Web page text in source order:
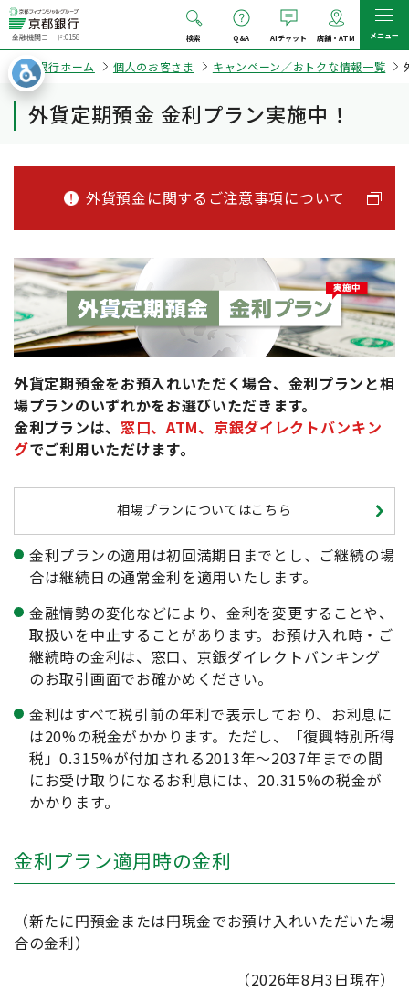
金融機関コード:0158 検索 Q&A AIチャット 店舗・ATM メニュー
京都銀行ホーム 個人のお客さま キャンペーン／おトクな情報一覧
外貨定期預金 金利プラン実施中！
外貨預金に関するご注意事項について
外貨定期預金をお預入れいただく場合、金利プランと相
場プランのいずれかをお選びいただきます。
金利プランは、 窓口、ATM、京銀ダイレクトバンキン
グでご利用いただけます。
相場プランについてはこちら
金利プランの適用は初回満期日までとし、ご継続の場
合は継続日の通常金利を適用いたします。
金融情勢の変化などにより、金利を変更することや、
取扱いを中止することがあります。お預け入れ時・ご
継続時の金利は、窓口、京銀ダイレクトバンキング
のお取引画面でお確かめください。
金利はすべて税引前の年利で表示しており、お利息に
は20%の税金がかかります。ただし、「復興特別所得
税」0.315%が付加される2013年〜2037年までの間
にお受け取りになるお利息には、20.315%の税金が
かかります。
金利プラン適用時の金利
（新たに円預金または円現金でお預け入れいただいた場
合の金利）
（2026年8月3日現在）